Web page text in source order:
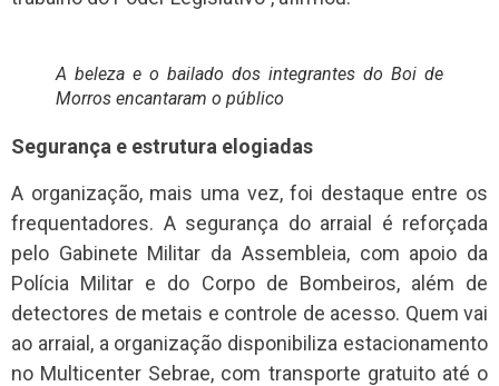
A beleza e o bailado dos integrantes do Boi de
Morros encantaram o público
Segurança e estrutura elogiadas
A organização, mais uma vez, foi destaque entre os
frequentadores. A segurança do arraial é reforçada
pelo Gabinete Militar da Assembleia, com apoio da
Polícia Militar e do Corpo de Bombeiros, além de
detectores de metais e controle de acesso. Quem vai
ao arraial, a organização disponibiliza estacionamento
no Multicenter Sebrae, com transporte gratuito até o